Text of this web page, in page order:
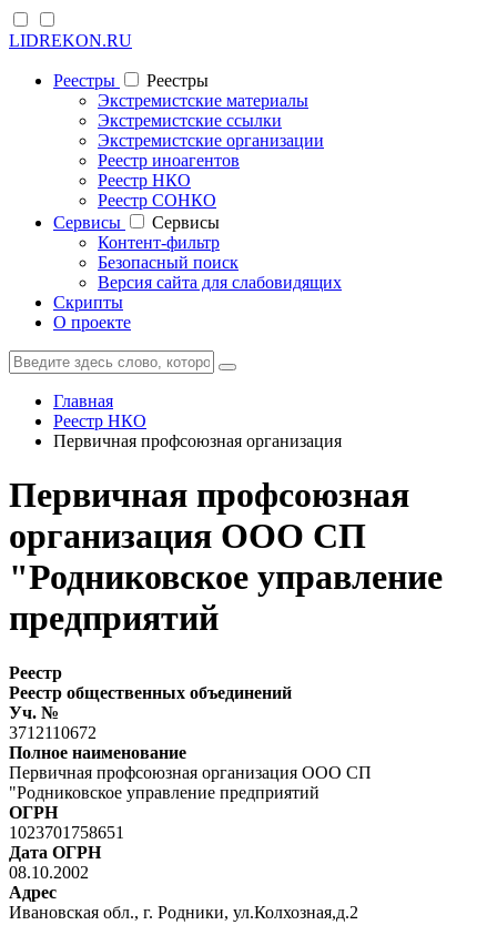
LIDREKON.RU
Реестры
Реестры
Экстремистские материалы
Экстремистские ссылки
Экстремистские организации
Реестр иноагентов
Реестр НКО
Реестр СОНКО
Cервисы
Cервисы
Контент-фильтр
Безопасный поиск
Версия сайта для слабовидящих
Скрипты
О проекте
Главная
Реестр НКО
Первичная профсоюзная организация
Первичная профсоюзная
организация ООО СП
"Родниковское управление
предприятий
Реестр
Реестр общественных объединений
Уч. №
3712110672
Полное наименование
Первичная профсоюзная организация ООО СП
"Родниковское управление предприятий
ОГРН
1023701758651
Дата ОГРН
08.10.2002
Адрес
Ивановская обл., г. Родники, ул.Колхозная,д.2